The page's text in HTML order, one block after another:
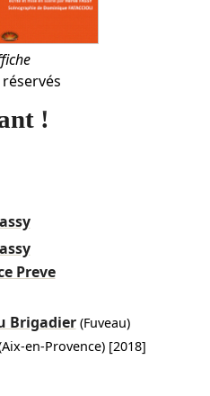
!
Preve
Brigadier(Fuveau)
en-Provence) [2018]